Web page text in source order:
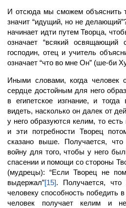
И отсюда мы сможем объяснить
значит “идущий, но не
начинает идти путем Творца,
означает “всякий
господин, отец и учитель
означает “что во мне Он” (ше-би
Иными словами, когда человек
сердце достойным для него
в египетское изгнание, и
видеть, насколько он далек от
у него образуются келим, то есть
и эти потребности Творец
сказано выше. Получается, что
войну для того, чтобы у него
спасении и помощи со стороны
(мудрецы): “Если Творец не
выдержал”[15]. Получается,
человеку способность победить
человек получает келим и